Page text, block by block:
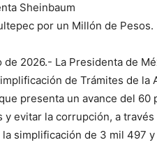
Sheinbaum
por un Millón de Pesos.
2026.- La Presidenta de
de Trámites de la
presenta un avance del
evitar la corrupción, a
simplificación de 3 mil 497